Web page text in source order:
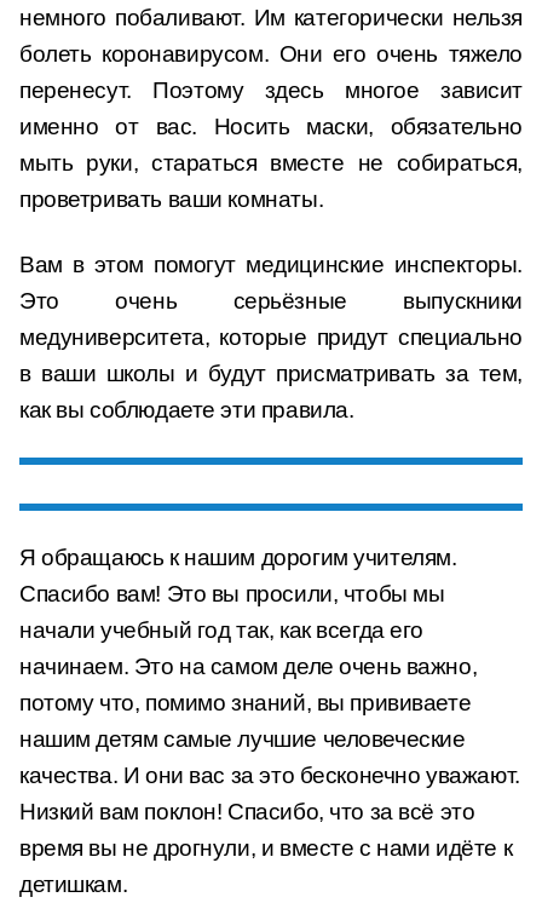
немного побаливают. Им категорически нельзя
болеть коронавирусом. Они его очень тяжело
перенесут. Поэтому здесь многое зависит
именно от вас. Носить маски, обязательно
мыть руки, стараться вместе не собираться,
проветривать ваши комнаты.
Вам в этом помогут медицинские инспекторы.
Это очень серьёзные выпускники
медуниверситета, которые придут специально
в ваши школы и будут присматривать за тем,
как вы соблюдаете эти правила.
Я обращаюсь к нашим дорогим учителям.
Спасибо вам! Это вы просили, чтобы мы
начали учебный год так, как всегда его
начинаем. Это на самом деле очень важно,
потому что, помимо знаний, вы прививаете
нашим детям самые лучшие человеческие
качества. И они вас за это бесконечно уважают.
Низкий вам поклон! Спасибо, что за всё это
время вы не дрогнули, и вместе с нами идёте к
детишкам.